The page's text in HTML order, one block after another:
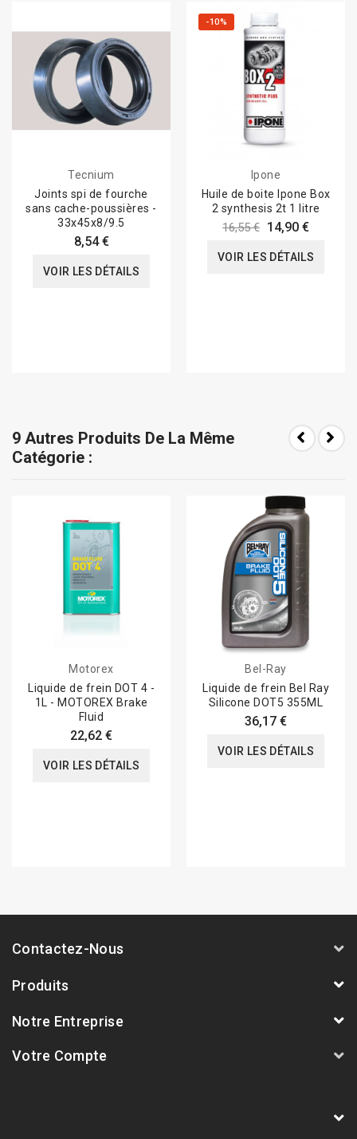
Tecnium
Joints spi de fourche
sans cache-poussières -
33x45x8/9.5
8,54 €
VOIR LES DÉTAILS
-10%
Ipone
Huile de boite Ipone Box
2 synthesis 2t 1 litre
16,55 € 14,90 €
VOIR LES DÉTAILS
9 Autres Produits De La Même
Catégorie :
Motorex
Liquide de frein DOT 4 -
1L - MOTOREX Brake
Fluid
22,62 €
VOIR LES DÉTAILS
Bel-Ray
Liquide de frein Bel Ray
Silicone DOT5 355ML
36,17 €
VOIR LES DÉTAILS
Contactez-Nous
Produits
Notre Entreprise
Votre Compte